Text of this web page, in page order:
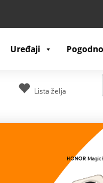
Uređaji
Lista želja